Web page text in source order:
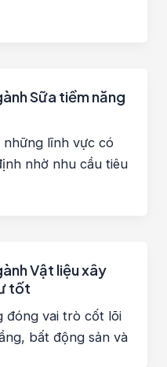
Sữa tiềm năng
lĩnh vực có
nhờ nhu cầu tiêu
Vật liệu xây
tốt
đóng vai trò cốt lõi
bất động sản và